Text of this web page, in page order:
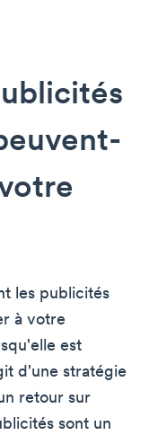
les publicités
à votre
est
d'une stratégie
retour sur
sont un